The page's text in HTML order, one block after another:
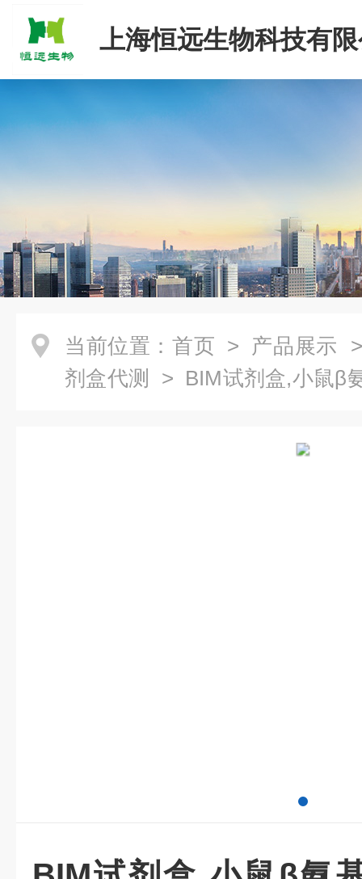
上海恒远生物科技有
当前位置： 首页 > 产品展示
剂盒代测
> BIM试剂盒,小鼠β